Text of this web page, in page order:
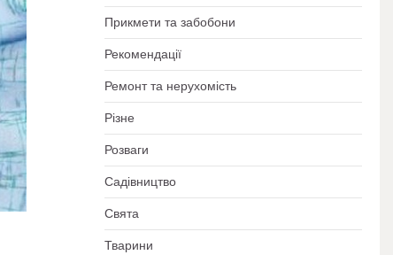
Прикмети та забобони
Рекомендації
Ремонт та нерухомість
Різне
Розваги
Садівництво
Свята
Тварини